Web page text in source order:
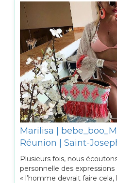
Marilisa |
Réunion | Saint-
Plusieurs fois, nous
personnelle des
« l’homme devrait faire